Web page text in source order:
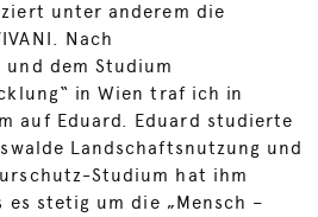
unter anderem die
Nach
dem Studium
in Wien traf ich in
auf Eduard. Eduard studierte
Landschaftsnutzung und
Studium hat ihm
stetig um die „Mensch –